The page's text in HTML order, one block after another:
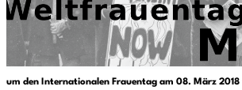
um den Internationalen Frauentag am 08. März 2018